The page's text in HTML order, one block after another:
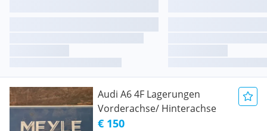
Audi A6 4F Lagerungen
Vorderachse/ Hinterachse
€ 150